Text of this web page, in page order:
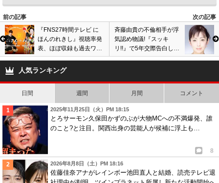
前の記事
次の記事
『FNS27時間テレビ に
ほんのれきし』視聴率発
表、ほぼ収録も過去ワー
ストの数字上回る結果!
視聴者の声は賛否両論
斉藤由貴の不倫相手が浮
気認め物議!『スッキ
リ!!』で5年交際告白し真
相を説明…家族に謝罪も
人気ランキング
日間 週間 月間 コメント
2025年11月25日（火）PM 18:15
とろサーモン久保田かずのぶが大物MCへの不満爆発、誰
のこと?と注目。関西出身の芸能人が候補に浮上も…
8
2026年8月8日（土）PM 18:16
佐藤佳奈アナがレインボー池田直人と結婚、読売テレビ退